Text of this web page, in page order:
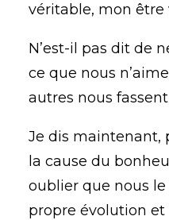
véritable, mon être
N’est-il pas dit de
ce que nous
autres nous
Je dis maintenant,
la cause du
oublier que nous
propre évolution